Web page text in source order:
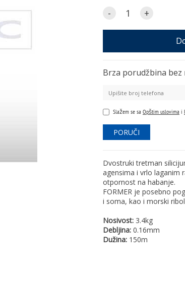
- +
Brza porudžbina bez
Slažem se sa Opštim uslovima i
Dvostruki tretman
agensima i vrlo laganim
otpornost na habanje.
FORMER je posebno
i soma, kao i morski
Nosivost: 3.4kg
Debljina: 0.16mm
Dužina: 150m